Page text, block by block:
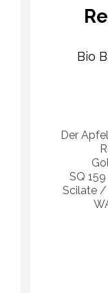
Bio
Der
SQ
Scilate